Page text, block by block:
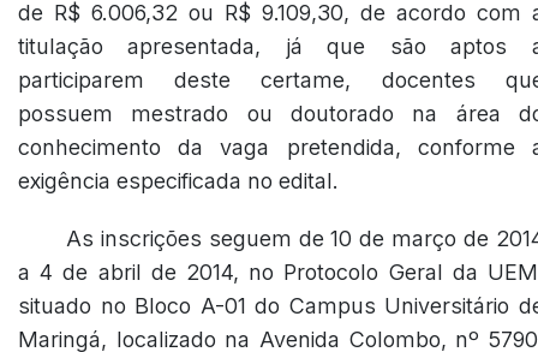
de R$ 6.006,32 ou R$ 9.109,30, de acordo com
titulação apresentada, já que são aptos
participarem deste certame, docentes
possuem mestrado ou doutorado na área
conhecimento da vaga pretendida, conforme
exigência especificada no edital.
As inscrições seguem de 10 de março de
a 4 de abril de 2014, no Protocolo Geral da
situado no Bloco A-01 do Campus Universitário
Maringá, localizado na Avenida Colombo, nº